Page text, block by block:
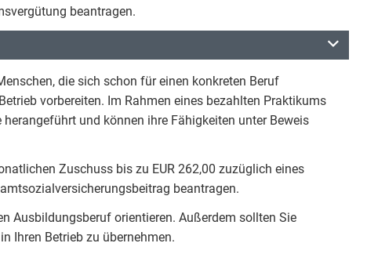
beantragen.
die sich schon für einen konkreten Beruf
vorbereiten. Im Rahmen eines bezahlten Praktikums
und können ihre Fähigkeiten unter Beweis
Zuschuss bis zu EUR 262,00 zuzüglich eines
beantragen.
Ausbildungsberuf orientieren. Außerdem sollten Sie
Ihren Betrieb zu übernehmen.